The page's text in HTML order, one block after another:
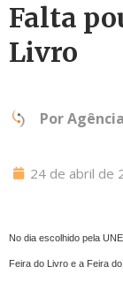
Falta
Livro
Por
24 de abril de
No dia escolhido pela
Feira do Livro e a Feira